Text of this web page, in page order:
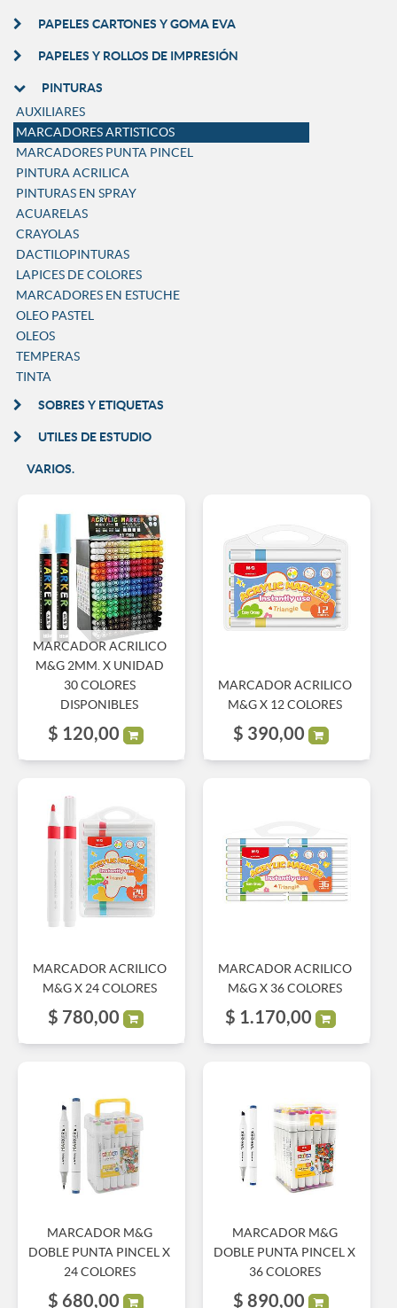
PAPELES CARTONES Y GOMA EVA
PAPELES Y ROLLOS DE IMPRESIÓN
PINTURAS
AUXILIARES
MARCADORES ARTISTICOS
MARCADORES PUNTA PINCEL
PINTURA ACRILICA
PINTURAS EN SPRAY
ACUARELAS
CRAYOLAS
DACTILOPINTURAS
LAPICES DE COLORES
MARCADORES EN ESTUCHE
OLEO PASTEL
OLEOS
TEMPERAS
TINTA
SOBRES Y ETIQUETAS
UTILES DE ESTUDIO
VARIOS.
MARCADOR ACRILICO
M&G 2MM. X UNIDAD
30 COLORES
DISPONIBLES
$ 120,00
MARCADOR ACRILICO
M&G X 12 COLORES
$ 390,00
MARCADOR ACRILICO
M&G X 24 COLORES
$ 780,00
MARCADOR ACRILICO
M&G X 36 COLORES
$ 1.170,00
MARCADOR M&G
DOBLE PUNTA PINCEL X
24 COLORES
$ 680,00
MARCADOR M&G
DOBLE PUNTA PINCEL X
36 COLORES
$ 890,00